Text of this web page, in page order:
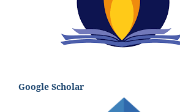
Google Scholar